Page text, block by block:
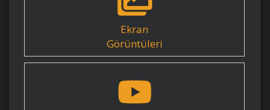
Ekran
Görüntüleri